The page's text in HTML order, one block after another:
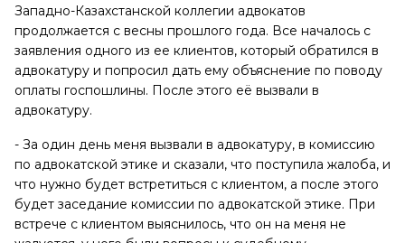
Западно-Казахстанской коллегии адвокатов
продолжается с весны прошлого года. Все началось с
заявления одного из ее клиентов, который обратился в
адвокатуру и попросил дать ему объяснение по поводу
оплаты госпошлины. После этого её вызвали в
адвокатуру.
- За один день меня вызвали в адвокатуру, в комиссию
по адвокатской этике и сказали, что поступила жалоба, и
что нужно будет встретиться с клиентом, а после этого
будет заседание комиссии по адвокатской этике. При
встрече с клиентом выяснилось, что он на меня не